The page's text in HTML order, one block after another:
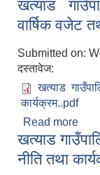
खत्याड
वार्षिक वजेट
Submitted on:
दस्तावेज:
खत्याड
कार्यक्रम..pdf
Read more
वजेट
खत्याड
नीति तथा